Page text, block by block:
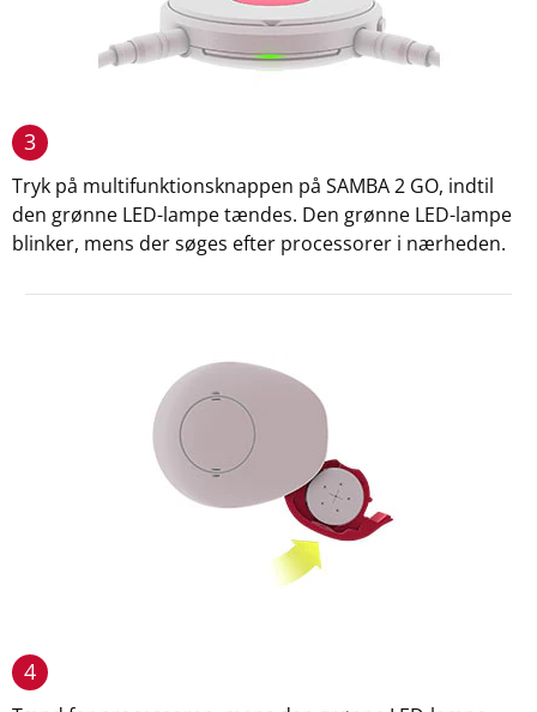
3
Tryk på multifunktionsknappen på SAMBA 2 GO, indtil
den grønne LED-lampe tændes. Den grønne LED-lampe
blinker, mens der søges efter processorer i nærheden.
4